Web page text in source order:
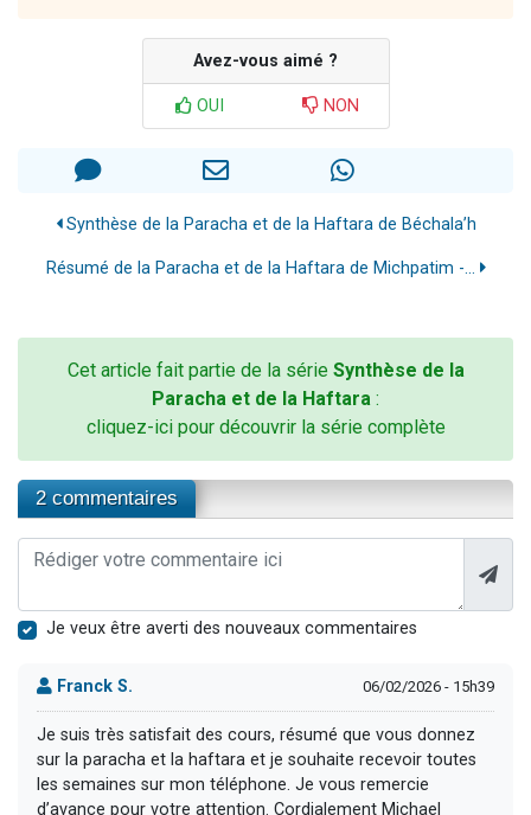
Avez-vous aimé ?
OUI NON
Synthèse de la Paracha et de la Haftara de Béchala’h
Résumé de la Paracha et de la Haftara de Michpatim -...
Cet article fait partie de la série Synthèse de la
Paracha et de la Haftara :
cliquez-ici pour découvrir la série complète
2 commentaires
Je veux être averti des nouveaux commentaires
Franck S. 06/02/2026 - 15h39
Je suis très satisfait des cours, résumé que vous donnez
sur la paracha et la haftara et je souhaite recevoir toutes
les semaines sur mon téléphone. Je vous remercie
d’avance pour votre attention. Cordialement Michael